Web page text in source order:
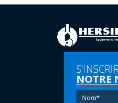
Tel:(+34) 91
Email:
NOTRE